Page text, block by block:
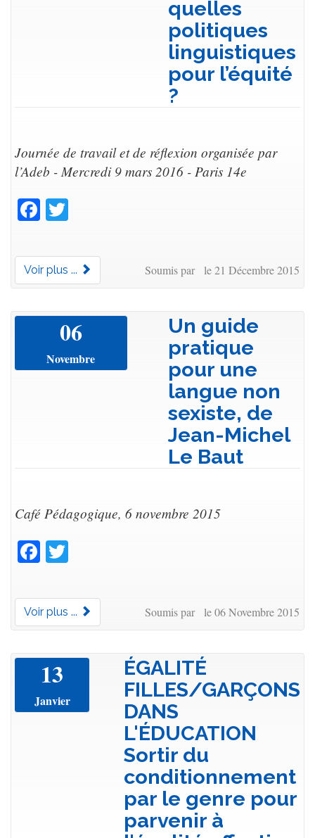
quelles
politiques
linguistiques
pour l’équité
?
Journée de travail et de réflexion organisée par
l’Adeb - Mercredi 9 mars 2016 - Paris 14e
Facebook
Voir plus ... Soumis par le 21 Décembre 2015
06
Novembre
Un guide
pratique
pour une
langue non
sexiste, de
Jean-Michel
Le Baut
Café Pédagogique, 6 novembre 2015
Facebook
Voir plus ... Soumis par le 06 Novembre 2015
13
Janvier
ÉGALITÉ
FILLES/GARÇONS
DANS
L'ÉDUCATION
Sortir du
conditionnement
par le genre pour
parvenir à